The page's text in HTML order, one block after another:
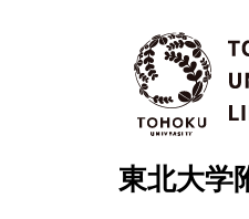
東北大学